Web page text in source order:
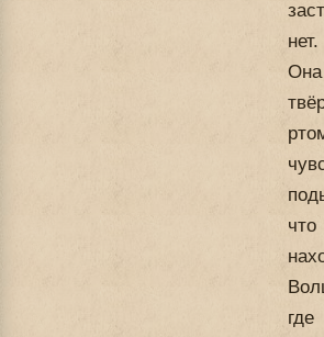
нет.
Она